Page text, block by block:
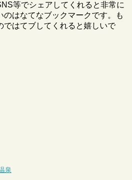
等でシェアしてくれると非常に
のはなてなブックマークです。も
ではてブしてくれると嬉しいで
泉